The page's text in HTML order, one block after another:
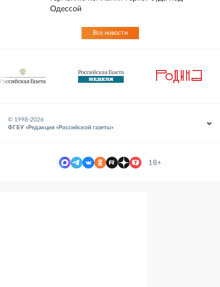
Одессой
Все новости
© 1998-2026
ФГБУ «Редакция «Российской газеты»
18+